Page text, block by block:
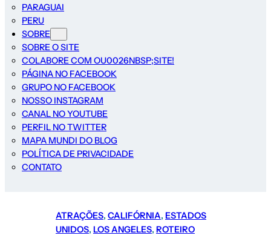
PARAGUAI
PERU
SOBRE
SOBRE O SITE
COLABORE COM OU0026NBSP;SITE!
PÁGINA NO FACEBOOK
GRUPO NO FACEBOOK
NOSSO INSTAGRAM
CANAL NO YOUTUBE
PERFIL NO TWITTER
MAPA MUNDI DO BLOG
POLÍTICA DE PRIVACIDADE
CONTATO
ATRAÇÕES, CALIFÓRNIA, ESTADOS
UNIDOS, LOS ANGELES, ROTEIRO